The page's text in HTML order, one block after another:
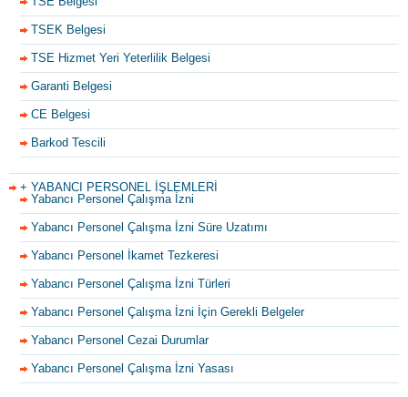
TSEK Belgesi
TSE Hizmet Yeri Yeterlilik Belgesi
Garanti Belgesi
CE Belgesi
Barkod Tescili
+ YABANCI PERSONEL İŞLEMLERİ
Yabancı Personel Çalışma İzni
Yabancı Personel Çalışma İzni Süre Uzatımı
Yabancı Personel İkamet Tezkeresi
Yabancı Personel Çalışma İzni Türleri
Yabancı Personel Çalışma İzni İçin Gerekli Belgeler
Yabancı Personel Cezai Durumlar
Yabancı Personel Çalışma İzni Yasası